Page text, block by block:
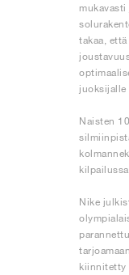
takaa,
juoksijalle
Naisten
Nike
kiinnitetty